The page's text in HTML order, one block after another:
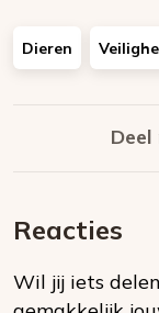
Dieren
Deel
Reacties
Wil jij iets